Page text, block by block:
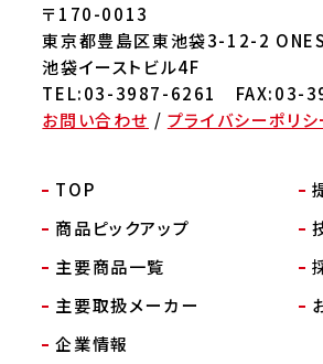
〒170-0013
東京都豊島区東池袋3-12-2
池袋イーストビル4F
TEL:03-3987-6261 FAX:03-
お問い合わせ / プライバシーポリシ
TOP
商品ピックアップ
主要商品一覧
主要取扱メーカー
企業情報